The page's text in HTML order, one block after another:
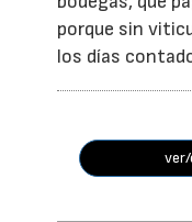
porque sin
los días